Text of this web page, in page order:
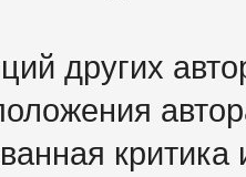
других